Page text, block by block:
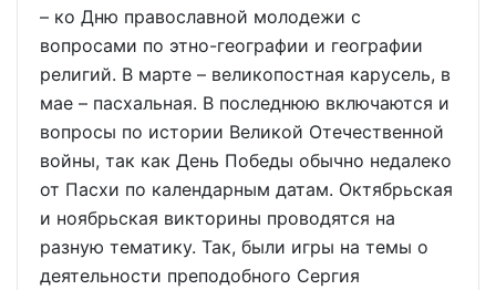
– ко Дню православной молодежи с
вопросами по этно-географии и географии
религий. В марте – великопостная карусель, в
мае – пасхальная. В последнюю включаются и
вопросы по истории Великой Отечественной
войны, так как День Победы обычно недалеко
от Пасхи по календарным датам. Октябрьская
и ноябрьская викторины проводятся на
разную тематику. Так, были игры на темы о
деятельности преподобного Сергия